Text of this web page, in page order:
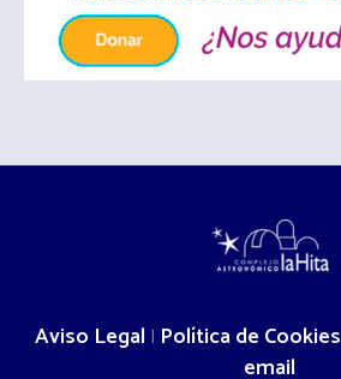
Aviso Legal | Política de Cookies
email